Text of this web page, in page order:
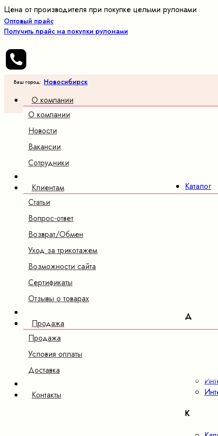
Цена от производителя при покупке целыми рулонами
Оптовый прайс
Получить прайс на покупки рулонами
Ваш город: Новосибирск
О компании
О компании
Новости
Вакансии
Сотрудники
Клиентам
Статьи
Вопрос-ответ
Возврат/Обмен
Уход за трикотажем
Возможности сайта
Сертификаты
Отзывы о товарах
Продажа
Продажа
Условия оплаты
Доставка
Контакты
Каталог
Д
К